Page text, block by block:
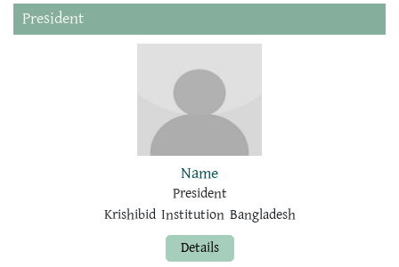
President
Name
President
Krishibid Institution Bangladesh
Details